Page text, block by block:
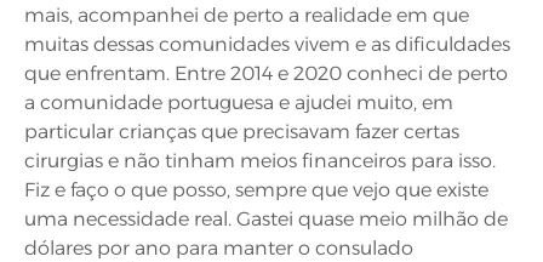
mais, acompanhei de perto a realidade em que
muitas dessas comunidades vivem e as dificuldades
que enfrentam. Entre 2014 e 2020 conheci de perto
a comunidade portuguesa e ajudei muito, em
particular crianças que precisavam fazer certas
cirurgias e não tinham meios financeiros para isso.
Fiz e faço o que posso, sempre que vejo que existe
uma necessidade real. Gastei quase meio milhão de
dólares por ano para manter o consulado